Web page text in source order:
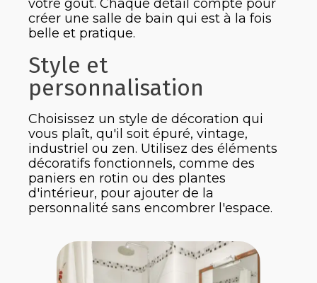
votre goût. Chaque détail compte pour
créer une salle de bain qui est à la fois
belle et pratique.
Style et
personnalisation
Choisissez un style de décoration qui
vous plaît, qu'il soit épuré, vintage,
industriel ou zen. Utilisez des éléments
décoratifs fonctionnels, comme des
paniers en rotin ou des plantes
d'intérieur, pour ajouter de la
personnalité sans encombrer l'espace.